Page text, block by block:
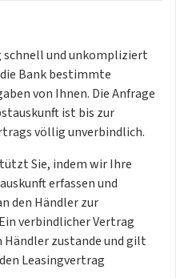
hochwertigen
und den äußeren
(Mode-3-Ladekabel, Typ 2,
schnell und unkompliziert
Bank bestimmte
von Ihnen. Die Anfrage
ist bis zur
völlig unverbindlich.
Sie, indem wir Ihre
erfassen und
den Händler zur
verbindlicher Vertrag
zustande und gilt
Leasingvertrag